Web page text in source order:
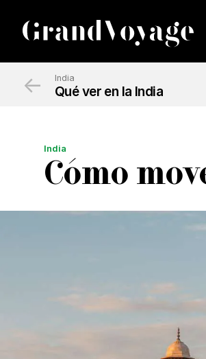
India
Qué ver en la India
←
India
Cómo